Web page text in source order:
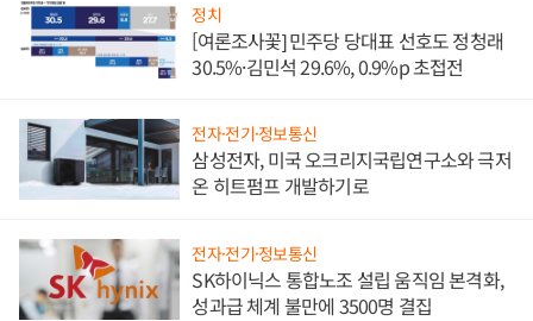
정치
[여론조사꽃] 민주당 당대표 선호도 정청래
30.5%·김민석 29.6%, 0.9%p 초접전
전자·전기·정보통신
삼성전자, 미국 오크리지국립연구소와 극저
온 히트펌프 개발하기로
전자·전기·정보통신
SK하이닉스 통합노조 설립 움직임 본격화,
성과급 체계 불만에 3500명 결집